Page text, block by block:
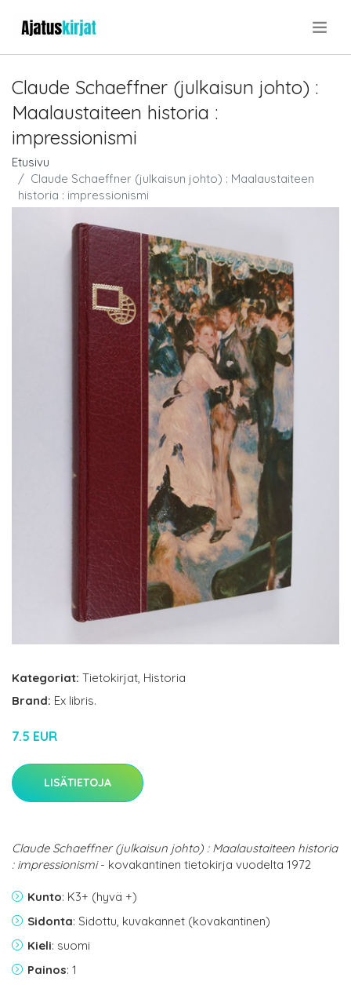
Claude Schaeffner (julkaisun johto) :
Maalaustaiteen historia :
impressionismi
Etusivu
Claude Schaeffner (julkaisun johto) : Maalaustaiteen
historia : impressionismi
Kategoriat: Tietokirjat, Historia
Brand: Ex libris.
7.5 EUR
LISÄTIETOJA
Claude Schaeffner (julkaisun johto) : Maalaustaiteen historia
: impressionismi- kovakantinen tietokirja vuodelta 1972
Kunto: K3+ (hyvä +)
Sidonta: Sidottu, kuvakannet (kovakantinen)
Kieli: suomi
Painos: 1